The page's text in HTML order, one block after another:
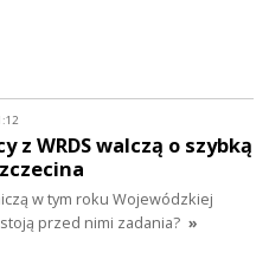
z WRDS walczą o szybką
w tym roku Wojewódzkiej
przed nimi zadania? »